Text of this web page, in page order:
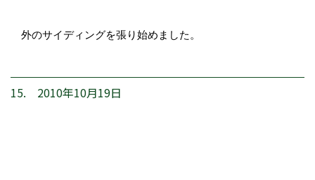
外のサイディングを張り始めました。
15. 2010年10月19日